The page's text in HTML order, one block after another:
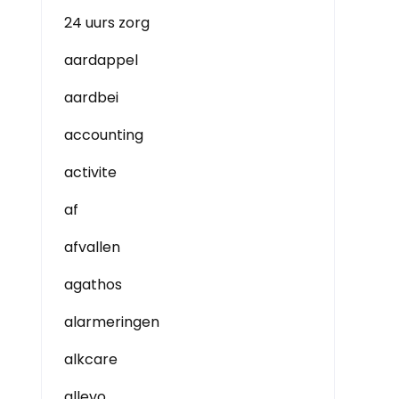
24 uurs zorg
aardappel
aardbei
accounting
activite
af
afvallen
agathos
alarmeringen
alkcare